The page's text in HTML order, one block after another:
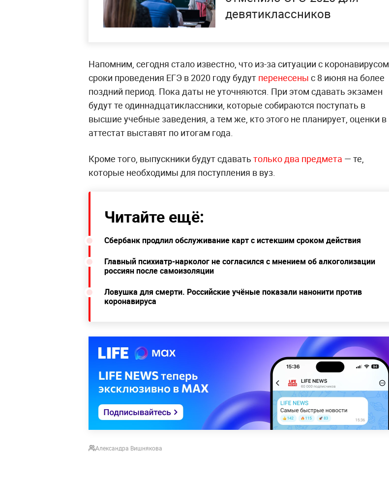
девятиклассников
Напомним, сегодня стало известно, что из-за ситуации с коронавирусом
сроки проведения ЕГЭ в 2020 году будут перенесены с 8 июня на более
поздний период. Пока даты не уточняются. При этом сдавать экзамен
будут те одиннадцатиклассники, которые собираются поступать в
высшие учебные заведения, а тем же, кто этого не планирует, оценки в
аттестат выставят по итогам года.
Кроме того, выпускники будут сдавать только два предмета — те,
которые необходимы для поступления в вуз.
Читайте ещё:
Сбербанк продлил обслуживание карт с истекшим сроком действия
Главный психиатр-нарколог не согласился с мнением об алкоголизации
россиян после самоизоляции
Ловушка для смерти. Российские учёные показали нанонити против
коронавируса
Александра Вишнякова